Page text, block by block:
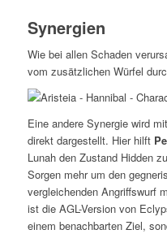
Synergien
Wie bei allen Schaden
vom zusätzlichen Würfel
Eine andere Synergie wird
direkt dargestellt. Hier hilft
Lunah den Zustand Hidden
Sorgen mehr um den
vergleichenden Angriffswurf
ist die AGL-Version von
einem benachbarten Ziel,